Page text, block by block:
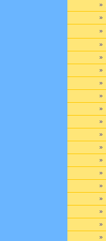
»
»
»
»
»
»
»
»
»
»
»
»
»
»
»
»
»
»
»